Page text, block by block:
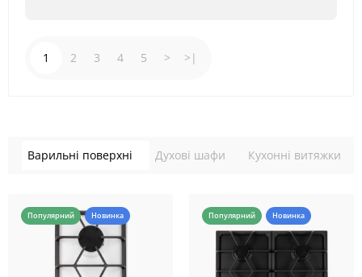
1 2 3 4 5 > >|
Варильні поверхні Духові шафи Кухонні витяжки
Популярний Новинка Популярний Новинка